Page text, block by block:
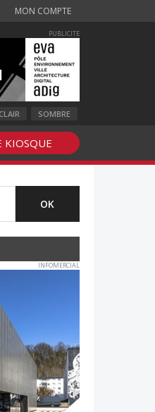
MON COMPTE
PUBLICITE
CLAIR SOMBRE
KIOSQUE
INFOMERCIAL